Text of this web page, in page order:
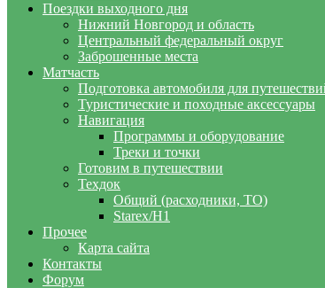
Поездки выходного дня
Нижний Новгород и область
Центральный федеральный округ
Заброшенные места
Матчасть
Подготовка автомобиля для
Туристические и походные аксессуары
Навигация
Программы и оборудование
Треки и точки
Готовим в путешествии
Техдок
Общий (расходники, ТО)
Starex/H1
Прочее
Карта сайта
Контакты
Форум